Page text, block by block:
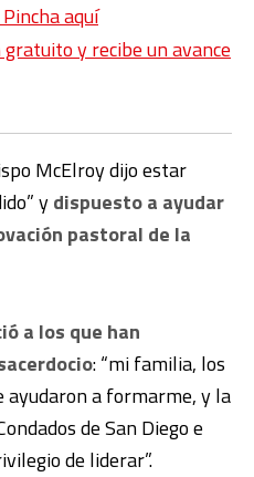
aquí
y recibe un avance
McElroy dijo estar
ydispuesto a ayudar
pastoral de la
a los que han
: “mi familia, los
ayudaron a formarme, y la
de San Diego e
de liderar”.